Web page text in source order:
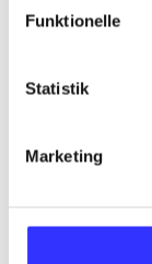
Funktionelle
Statistik
Marketing